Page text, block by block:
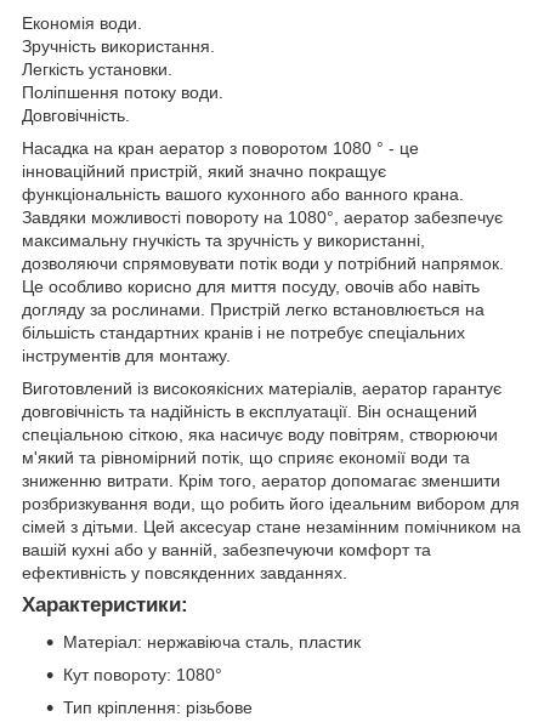
Економія води.
Зручність використання.
Легкість установки.
Поліпшення потоку води.
Довговічність.
Насадка на кран аератор з поворотом 1080 ° - це
інноваційний пристрій, який значно покращує
функціональність вашого кухонного або ванного крана.
Завдяки можливості повороту на 1080°, аератор забезпечує
максимальну гнучкість та зручність у використанні,
дозволяючи спрямовувати потік води у потрібний напрямок.
Це особливо корисно для миття посуду, овочів або навіть
догляду за рослинами. Пристрій легко встановлюється на
більшість стандартних кранів і не потребує спеціальних
інструментів для монтажу.
Виготовлений із високоякісних матеріалів, аератор гарантує
довговічність та надійність в експлуатації. Він оснащений
спеціальною сіткою, яка насичує воду повітрям, створюючи
м'який та рівномірний потік, що сприяє економії води та
зниженню витрати. Крім того, аератор допомагає зменшити
розбризкування води, що робить його ідеальним вибором для
сімей з дітьми. Цей аксесуар стане незамінним помічником на
вашій кухні або у ванній, забезпечуючи комфорт та
ефективність у повсякденних завданнях.
Характеристики:
Матеріал: нержавіюча сталь, пластик
Кут повороту: 1080°
Тип кріплення: різьбове